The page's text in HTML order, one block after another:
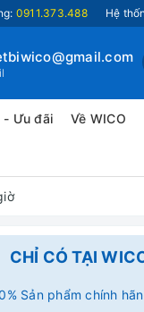
0911.373.488 Hệ
- Ưu đãi Về WICO
CHỈ CÓ TẠI
Sản phẩm chính